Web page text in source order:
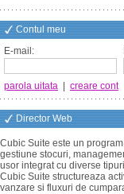
Contul meu
E-mail:
parola uitata creare cont
Director Web
Cubic Suite este un
gestiune stocuri,
usor integrat cu diverse
Cubic Suite structureaza
vanzare si fluxuri de